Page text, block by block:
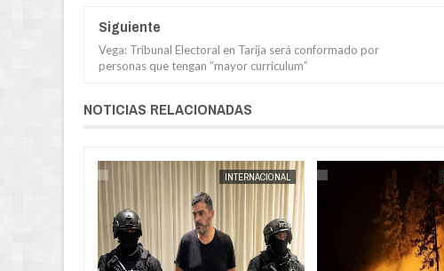
Siguiente
Vega: Tribunal Electoral en Tarija será conformado por
personas que tengan “mayor curriculum”
NOTICIAS RELACIONADAS
INTERNACIONALJORGE MOLINA